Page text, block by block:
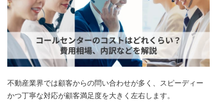
不動産業界では顧客からの問い合わせが多く、スピーディー
かつ丁寧な対応が顧客満足度を大きく左右します。